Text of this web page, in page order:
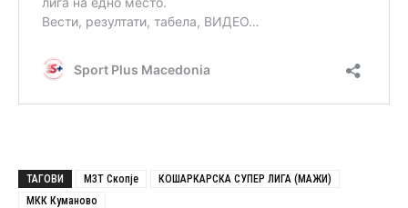
ТАГОВИ МЗТ Скопје
КОШАРКАРСКА СУПЕР ЛИГА (МАЖИ)
МКК Куманово